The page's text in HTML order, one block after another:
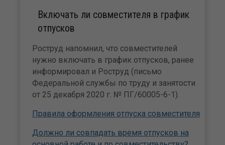
Включать ли совместителя в график
отпусков
Роструд напомнил, что совместителей
нужно включать в график отпусков, ранее
информировал и Роструд (письмо
Федеральной службы по труду и занятости
от 25 декабря 2020 г. № ПГ/60005-6-1).
Правила оформления отпуска совместителя
Должно ли совпадать время отпусков на